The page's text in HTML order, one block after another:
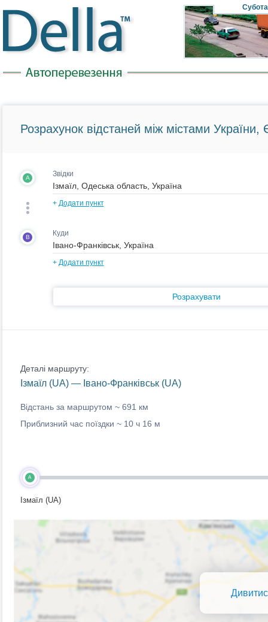
Субота
Розрахунок відстаней між містами України,
A Звідки
+ Додати пункт
B Куди
+ Додати пункт
Розрахувати
Деталі маршруту:
Ізмаїл (UA) — Івано-Франківськ (UA)
Відстань за маршрутом ~ 691 км
Приблизний час поїздки ~ 10 ч 16 м
A
Ізмаїл (UA)